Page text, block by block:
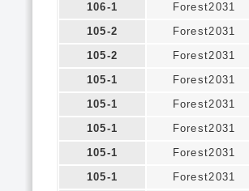
106-1
Forest2031
105-2
Forest2031
105-2
Forest2031
105-1
Forest2031
105-1
Forest2031
105-1
Forest2031
105-1
Forest2031
105-1
Forest2031